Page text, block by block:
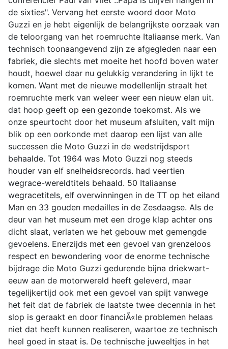
de sixties". Vervang het eerste woord door Moto
Guzzi en je hebt eigenlijk de belangrijkste oorzaak van
de teloorgang van het roemruchte Italiaanse merk. Van
technisch toonaangevend zijn ze afgegleden naar een
fabriek, die slechts met moeite het hoofd boven water
houdt, hoewel daar nu gelukkig verandering in lijkt te
komen. Want met de nieuwe modellenlijn straalt het
roemruchte merk van weleer weer een nieuw elan uit.
dat hoop geeft op een gezonde toekomst. Als we
onze speurtocht door het museum afsluiten, valt mijn
blik op een oorkonde met daarop een lijst van alle
successen die Moto Guzzi in de wedstrijdsport
behaalde. Tot 1964 was Moto Guzzi nog steeds
houder van elf snelheidsrecords. had veertien
wegrace-wereldtitels behaald. 50 Italiaanse
wegracetitels, elf overwinningen in de TT op het eiland
Man en 33 gouden medailles in de Zesdaagse. Als de
deur van het museum met een droge klap achter ons
dicht slaat, verlaten we het gebouw met gemengde
gevoelens. Enerzijds met een gevoel van grenzeloos
respect en bewondering voor de enorme technische
bijdrage die Moto Guzzi gedurende bijna driekwart-
eeuw aan de motorwereld heeft geleverd, maar
tegelijkertijd ook met een gevoel van spijt vanwege
het feit dat de fabriek de laatste twee decennia in het
slop is geraakt en door financiÃ«le problemen helaas
niet dat heeft kunnen realiseren, waartoe ze technisch
heel goed in staat is. De technische juweeltjes in het